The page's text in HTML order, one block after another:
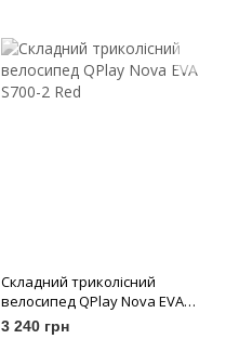
Складний триколісний
велосипед QPlay Nova EVA
S700-2 Red
3 240 грн